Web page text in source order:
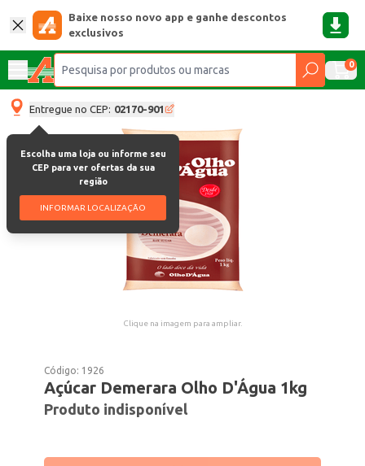
Baixe nosso novo app e ganhe descontos
exclusivos
0
Entregue no CEP: 02170-901
Escolha uma loja ou informe seu
CEP para ver ofertas da sua
região
INFORMAR LOCALIZAÇÃO
Clique na imagem para ampliar.
Código: 1926
Açúcar Demerara Olho D'Água 1kg
Produto indisponível